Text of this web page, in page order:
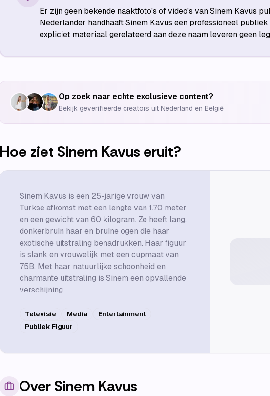
Er zijn geen bekende naaktfoto's of video's van Sinem Kavus
Nederlander handhaaft Sinem Kavus een professioneel
expliciet materiaal gerelateerd aan deze naam leveren geen
Op zoek naar echte exclusieve content?
Bekijk geverifieerde creators uit Nederland en België
Hoe ziet Sinem Kavus eruit?
Sinem Kavus is een 25-jarige vrouw van
Turkse afkomst met een lengte van 1.70 meter
en een gewicht van 60 kilogram. Ze heeft lang,
donkerbruin haar en bruine ogen die haar
exotische uitstraling benadrukken. Haar figuur
is slank en vrouwelijk met een cupmaat van
75B. Met haar natuurlijke schoonheid en
charmante uitstraling is Sinem een opvallende
verschijning.
Televisie Media
Entertainment
Publiek Figuur
Over Sinem Kavus